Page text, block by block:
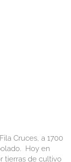
Cruces, a 1700
Hoy en
tierras de cultivo